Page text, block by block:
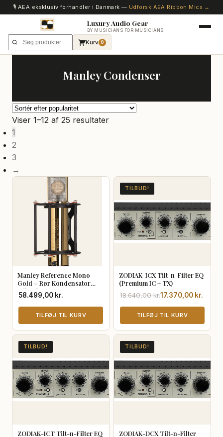
🎙️ AEA eksklusiv forhandler i Danmark — Udforsk AEA Ribbon Mics →
Luxury Audio Gear
BY MUSICIANS FOR MUSICIANS
Kurv 0
Manley Condenser
Viser 1–12 af 25 resultaterSorteret
1
2
3
→
Manley Reference Mono
Gold – Rør Kondensator
Mikrofon
58.499,00 kr.
TILFØJ TIL KURV
ZODIAK-ICX Tilt-n-Filter EQ
(Premium IC + TX)
TILBUD!
18.640,00kr.
Den
oprindelige
var:
18.640,00 kr..
17.370,00 kr.
Den
aktuelle
er:
17.370,00 kr..
TILFØJ TIL KURV
ZODIAK-ICT Tilt-n-Filter EQ
TILBUD!
ZODIAK-DCX Tilt-n-Filter
TILBUD!